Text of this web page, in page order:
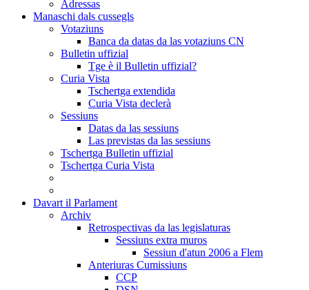
Adressas
Manaschi dals cussegls
Votaziuns
Banca da datas da las votaziuns CN
Bulletin uffizial
Tge è il Bulletin uffizial?
Curia Vista
Tschertga extendida
Curia Vista declerà
Sessiuns
Datas da las sessiuns
Las previstas da las sessiuns
Tschertga Bulletin uffizial
Tschertga Curia Vista
Davart il Parlament
Archiv
Retrospectivas da las legislaturas
Sessiuns extra muros
Sessiun d'atun 2006 a Flem
Anteriuras Cumissiuns
CCP